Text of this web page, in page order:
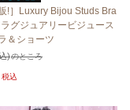
!］Luxury Bijou Studs Bra
グジュアリービジュース
＆ショーツ
のところ
税込